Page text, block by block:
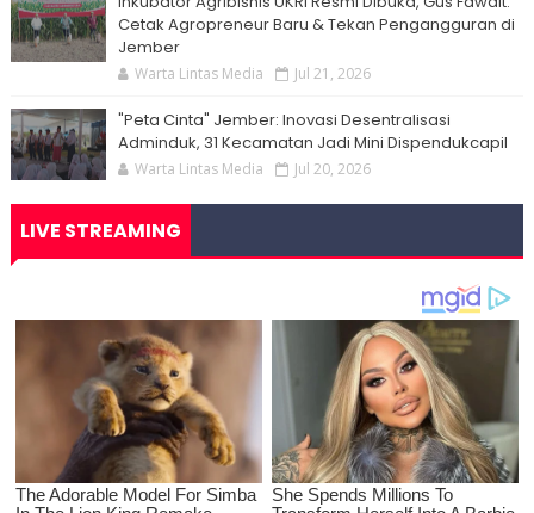
Cetak Agropreneur Baru & Tekan Pengangguran di
Jember
Warta Lintas Media Jul 21, 2026
"Peta Cinta" Jember: Inovasi Desentralisasi
Adminduk, 31 Kecamatan Jadi Mini Dispendukcapil
Warta Lintas Media Jul 20, 2026
LIVE STREAMING